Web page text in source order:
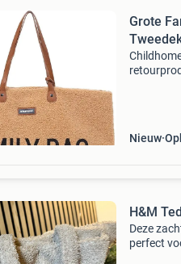
Grote
Nieuw
H&M
Deze
perfect